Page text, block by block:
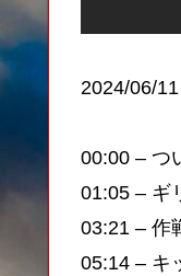
2024/06/
00:00 – つ
01:05 – ギ
03:21 – 作
05:14 – キ